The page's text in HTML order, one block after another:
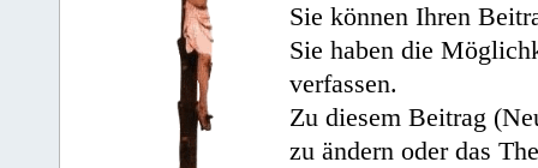
Sie können Ihren
Sie haben die
verfassen.
Zu diesem Beitrag
zu ändern oder das